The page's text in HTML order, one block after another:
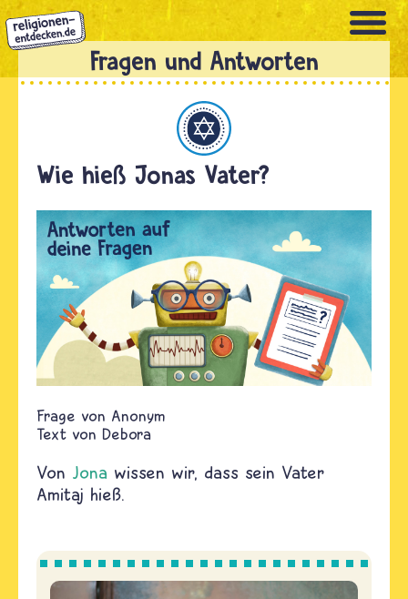
Direkt
zum
Inhalt
Wie hieß Jonas Vater?
Anonym
Text von Debora
Von Jona wissen wir, dass sein Vater
Amitaj hieß.